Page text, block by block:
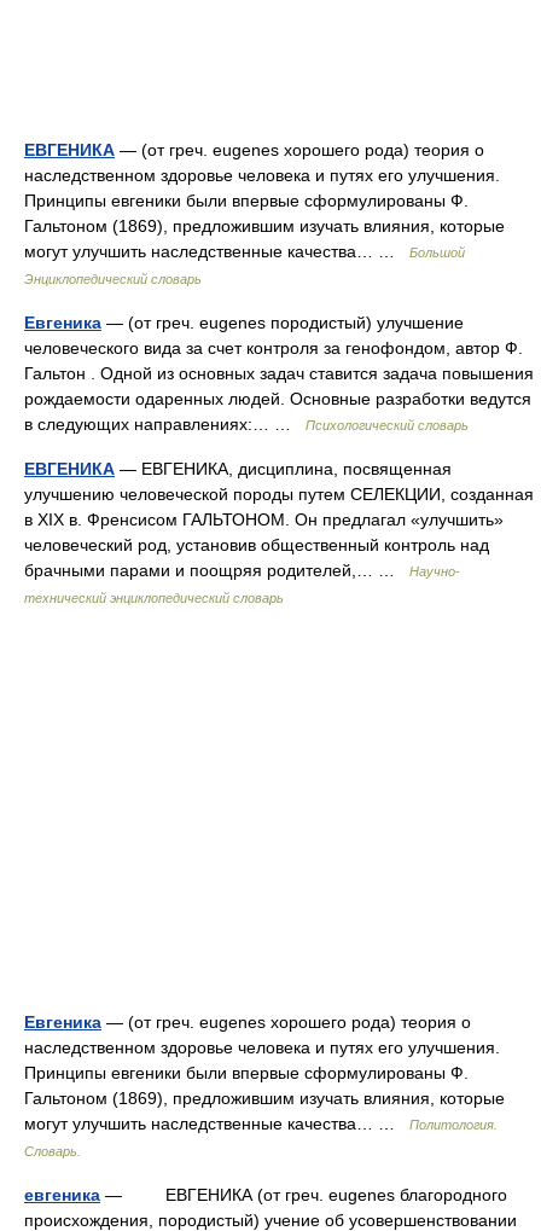
ЕВГЕНИКА — (от греч. eugenes хорошего рода) теория о
наследственном здоровье человека и путях его улучшения.
Принципы евгеники были впервые сформулированы Ф.
Гальтоном (1869), предложившим изучать влияния, которые
могут улучшить наследственные качества… …
Большой
Энциклопедический словарь
Евгеника — (от греч. eugenes породистый) улучшение
человеческого вида за счет контроля за генофондом, автор Ф.
Гальтон . Одной из основных задач ставится задача повышения
рождаемости одаренных людей. Основные разработки ведутся
в следующих направлениях:… …
Психологический словарь
ЕВГЕНИКА — ЕВГЕНИКА, дисциплина, посвященная
улучшению человеческой породы путем СЕЛЕКЦИИ, созданная
в XIX в. Френсисом ГАЛЬТОНОМ. Он предлагал «улучшить»
человеческий род, установив общественный контроль над
брачными парами и поощряя родителей,… …
Научно-
технический энциклопедический словарь
Евгеника — (от греч. eugenes хорошего рода) теория о
наследственном здоровье человека и путях его улучшения.
Принципы евгеники были впервые сформулированы Ф.
Гальтоном (1869), предложившим изучать влияния, которые
могут улучшить наследственные качества… …
Политология.
Словарь.
евгеника — ЕВГЕНИКА (от греч. eugenes благородного
происхождения, породистый) учение об усовершенствовании